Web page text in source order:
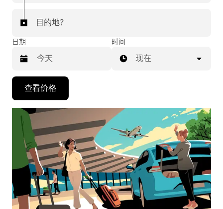
目的地？
日期
向
下
浏
览
日
历
时间
现在
查看价格